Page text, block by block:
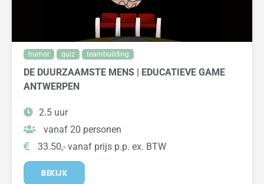
humor quiz teambuilding
DE DUURZAAMSTE MENS | EDUCATIEVE GAME
ANTWERPEN
2.5 uur
vanaf 20 personen
33.50,- vanaf prijs p.p. ex. BTW
BEKIJK